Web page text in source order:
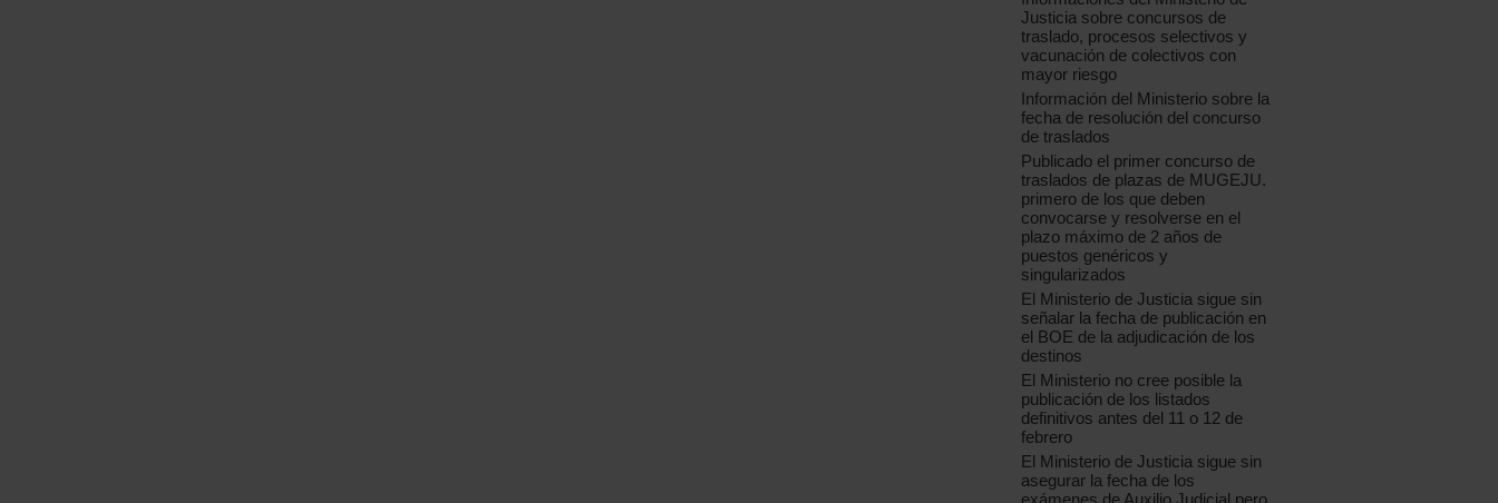
Justicia sobre concursos de
traslado, procesos selectivos y
vacunación de colectivos con
mayor riesgo
Información del Ministerio sobre la
fecha de resolución del concurso
de traslados
Publicado el primer concurso de
traslados de plazas de MUGEJU.
primero de los que deben
convocarse y resolverse en el
plazo máximo de 2 años de
puestos genéricos y
singularizados
El Ministerio de Justicia sigue sin
señalar la fecha de publicación en
el BOE de la adjudicación de los
destinos
El Ministerio no cree posible la
publicación de los listados
definitivos antes del 11 o 12 de
febrero
El Ministerio de Justicia sigue sin
asegurar la fecha de los